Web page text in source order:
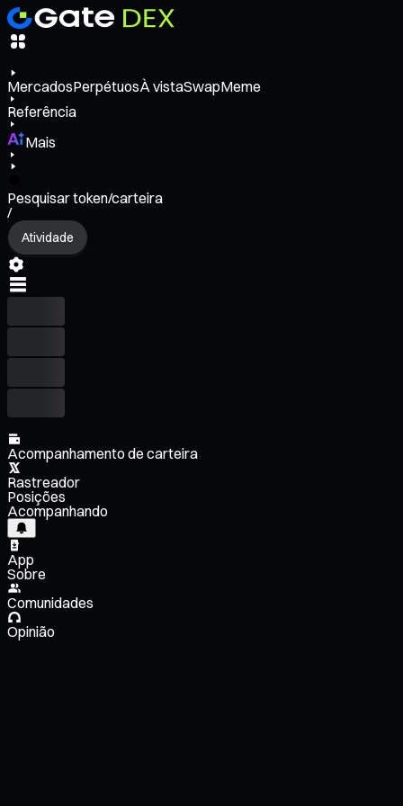
MercadosPerpétuosÀ vistaSwapMeme
Referência
Mais
Pesquisar token/carteira
/
Atividade
Acompanhamento de carteira
Rastreador
Posições
Acompanhando
App
Sobre
Comunidades
Opinião